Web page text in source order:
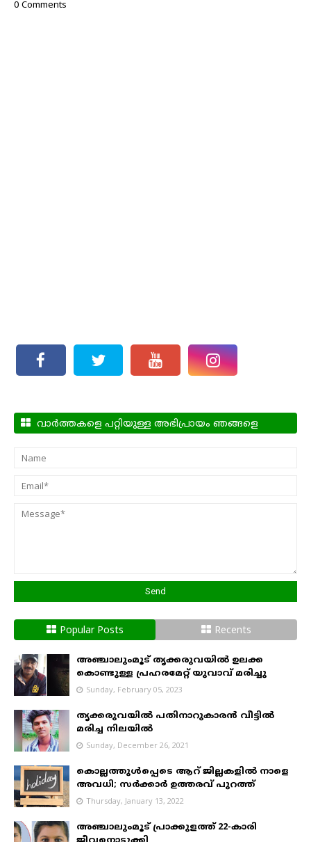
0 Comments
വാർത്തകളെ പറ്റിയുള്ള അഭിപ്രായം ഞങ്ങളെ
Popular Posts Recents
അഞ്ചാലുംമൂട് തൃക്കരുവയിൽ ഉലക്ക
കൊണ്ടുള്ള പ്രഹരമേറ്റ് യുവാവ് മരിച്ചു
Sunday, February 05, 2023
തൃക്കരുവയിൽ പതിനാറുകാരൻ വീട്ടിൽ
മരിച്ച നിലയിൽ
Sunday, December 26, 2021
കൊല്ലത്തുൾപ്പെടെ ആറ് ജില്ലകളിൽ നാളെ
അവധി; സർക്കാർ ഉത്തരവ് പുറത്ത്
Thursday, January 13, 2022
അഞ്ചാലുംമൂട് പ്രാക്കുളത്ത് 22-കാരി